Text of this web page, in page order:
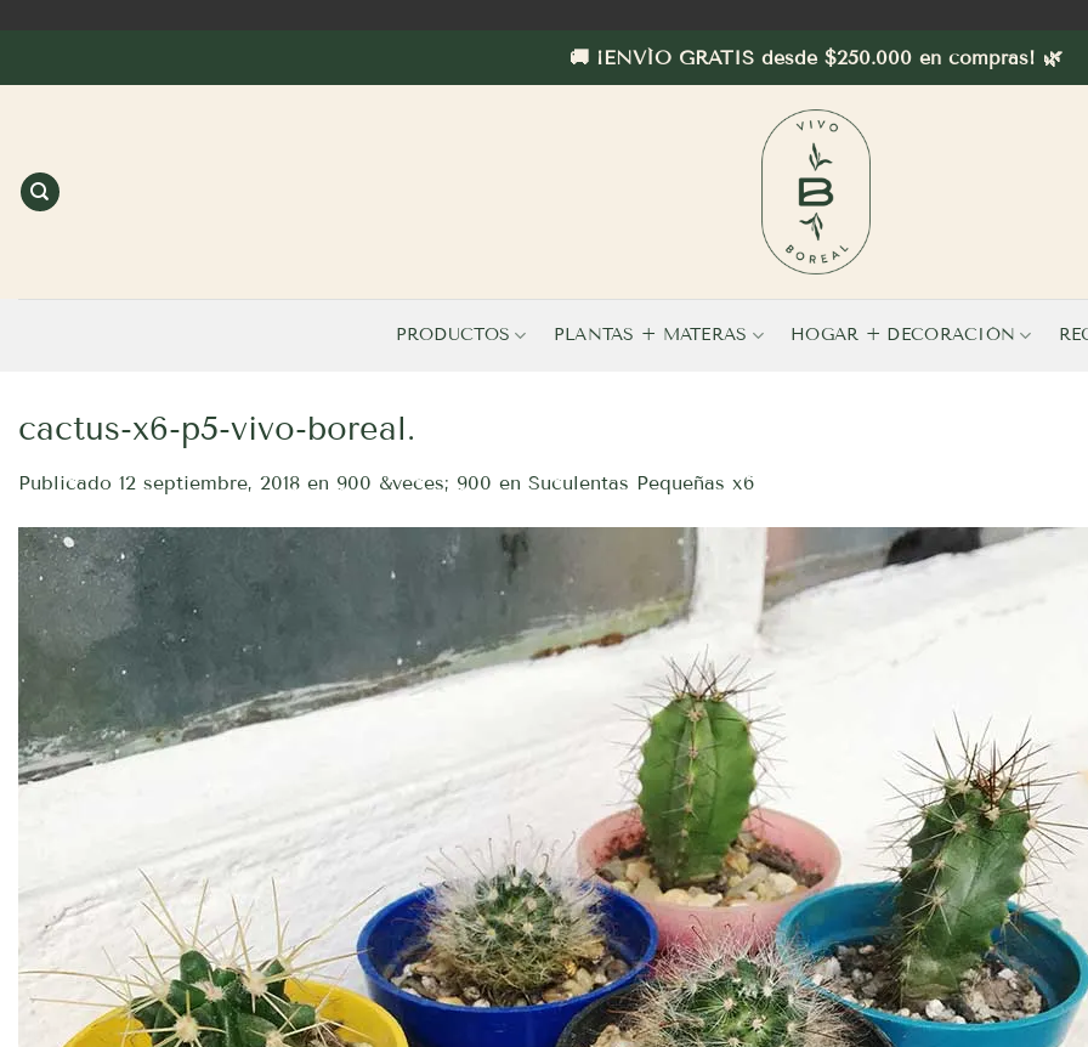
🚚 ¡ENVÍO GRATIS desde $250.000 en compras! 🌿
PRODUCTOS PLANTAS + MATERAS HOGAR + DECORACIÓN
cactus-x6-p5-vivo-boreal.
Publicado 12 septiembre, 2018 en 900 &veces; 900 en Suculentas Pequeñas x6